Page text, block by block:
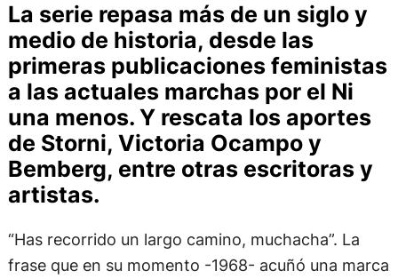
La serie repasa más de un siglo y
medio de historia, desde las
primeras publicaciones feministas
a las actuales marchas por el Ni
una menos. Y rescata los aportes
de Storni, Victoria Ocampo y
Bemberg, entre otras escritoras y
artistas.
“Has recorrido un largo camino, muchacha”. La
frase que en su momento -1968- acuñó una marca